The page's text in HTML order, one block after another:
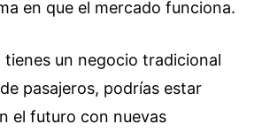
en que el mercado funciona.
tienes un negocio tradicional
pasajeros, podrías estar
el futuro con nuevas